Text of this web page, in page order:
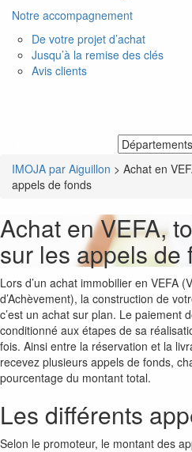
Notre accompagnement
De votre projet d’achat
Jusqu’à la remise des clés
Avis clients
IMOJA par Aiguillon > Achat en
appels de fonds
Achat en VEFA,
sur les appels de
Lors d’un achat immobilier en VEFA
d’Achèvement), la construction de
c’est un achat sur plan. Le paiement
conditionné aux étapes de sa
fois. Ainsi entre la réservation et la
recevez plusieurs appels de fonds,
pourcentage du montant total.
Les différents
Selon le promoteur, le montant des